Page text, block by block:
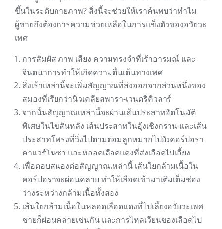
ขึ้นในระดับกายภาพ? สิ่งนี้จะช่วยให้เราค้นพบว่าทำไม
ผู้ชายถึงต้องการความช่วยเหลือในการแข็งตัวของอวัยวะ
เพศ
การสัมผัส ภาพ เสียง ความทรงจำที่เร้าอารมณ์ และ
จินตนาการทำให้เกิดความตื่นเต้นทางเพศ
สิ่งเร้าเหล่านี้จะเพิ่มสัญญาณที่ส่งออกจากส่วนหนึ่งของ
สมองที่เรียกว่านิวเคลียสพารา-เวนตริคิวลาร์
จากนั้นสัญญาณเหล่านี้จะผ่านเส้นประสาทอัตโนมัติ
พิเศษในไขสันหลัง เส้นประสาทในอุ้งเชิงกราน และเส้น
ประสาทโพรงที่วิ่งไปตามต่อมลูกหมากไปยังคอร์ปอรา
คาแวร์โนซา และหลอดเลือดแดงที่ส่งเลือดไปเลี้ยง
เพื่อตอบสนองต่อสัญญาณเหล่านี้ เส้นใยกล้ามเนื้อใน
คอร์ปอราจะผ่อนคลาย ทำให้เลือดเข้ามาเติมเต็มช่อง
ว่างระหว่างกล้ามเนื้อทั้งสอง
เส้นใยกล้ามเนื้อในหลอดเลือดแดงที่ไปเลี้ยงอวัยวะเพศ
ชายก็ผ่อนคลายเช่นกัน และการไหลเวียนของเลือดไป